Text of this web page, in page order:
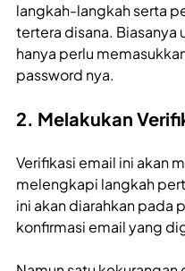
langkah-langkah serta
tertera disana. Biasanya
hanya perlu
password nya.
2. Melakukan
Verifikasi email ini akan
melengkapi langkah
ini akan diarahkan pada
konfirmasi email yang